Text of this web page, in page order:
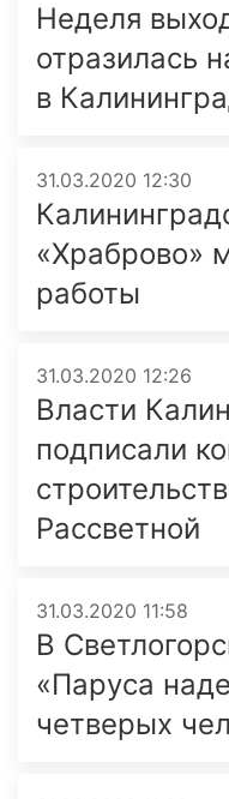
Неделя
отразилась
в
31.03.2020 12:30
«Храброво»
работы
31.03.2020 12:26
Власти
подписали
Рассветной
31.03.2020 11:58
В
«Паруса
четверых